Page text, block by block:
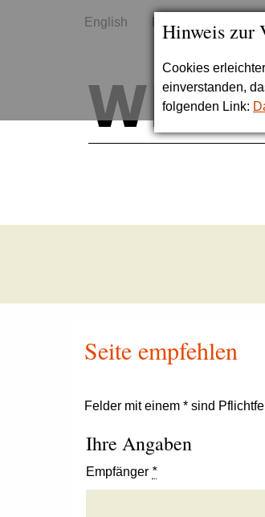
Hinweis zur
Cookies
einverstanden,
folgenden Link:
English
Seite empfehlen
Felder mit einem * sind
Ihre Angaben
Empfänger *